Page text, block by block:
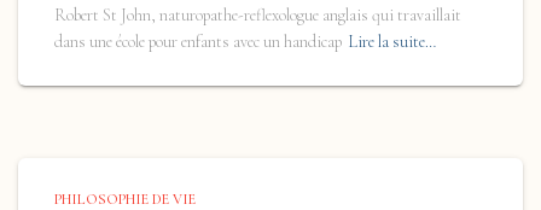
Robert St John, naturopathe-reflexologue anglais qui travaillait
dans une école pour enfants avec un handicap Lire la suite…
PHILOSOPHIE DE VIE